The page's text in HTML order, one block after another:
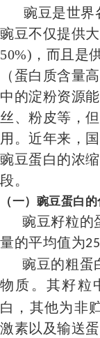
豌豆是世界
豌豆不仅提供
50%)，而且是
（蛋白质含量
中的淀粉资源
丝、粉皮等，
用。近年来，
豌豆蛋白的浓
段。
（一） 豌豆蛋白
豌豆籽粒的
量的平均值为
豌豆的粗蛋
物质。其籽粒
白，其他为非
激素以及输送